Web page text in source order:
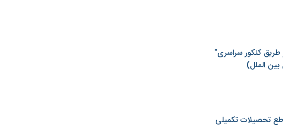
طريق كنكور سراسری"
الملل)
تحصیلات تکمیلی